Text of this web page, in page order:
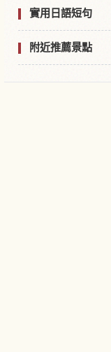
實用日語短句
附近推薦景點